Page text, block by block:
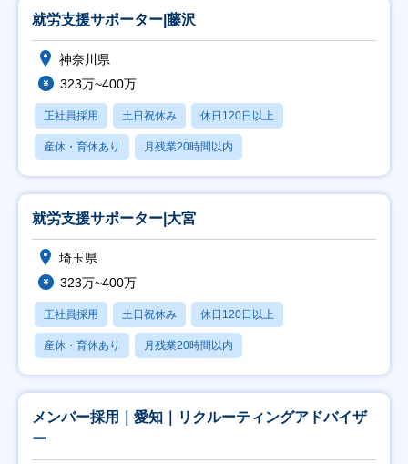
就労支援サポーター|藤沢
神奈川県
323万~400万
正社員採用 土日祝休み 休日120日以上
産休・育休あり 月残業20時間以内
就労支援サポーター|大宮
埼玉県
323万~400万
正社員採用 土日祝休み 休日120日以上
産休・育休あり 月残業20時間以内
メンバー採用｜愛知｜リクルーティングアドバイザ
ー